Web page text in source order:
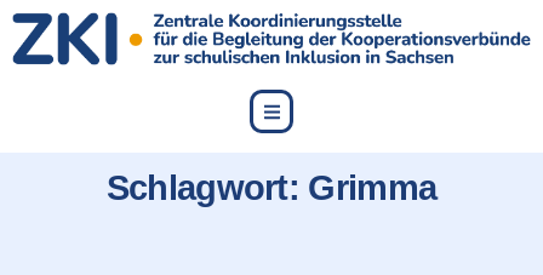
content
Schlagwort: Grimma